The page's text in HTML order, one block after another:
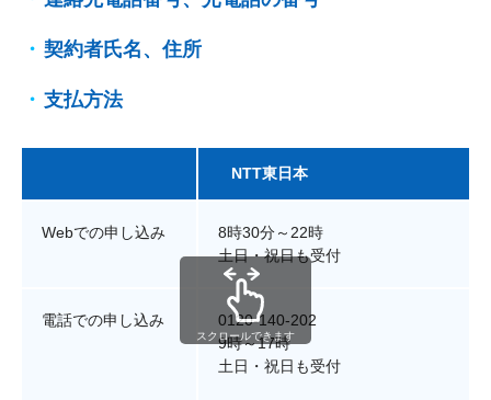
契約者氏名、住所
支払方法
NTT東日本
Webでの申し込み
8時30分～22時
土日・祝日も受付
電話での申し込み
0120-140-202
9時～17時
土日・祝日も受付
スクロールできます